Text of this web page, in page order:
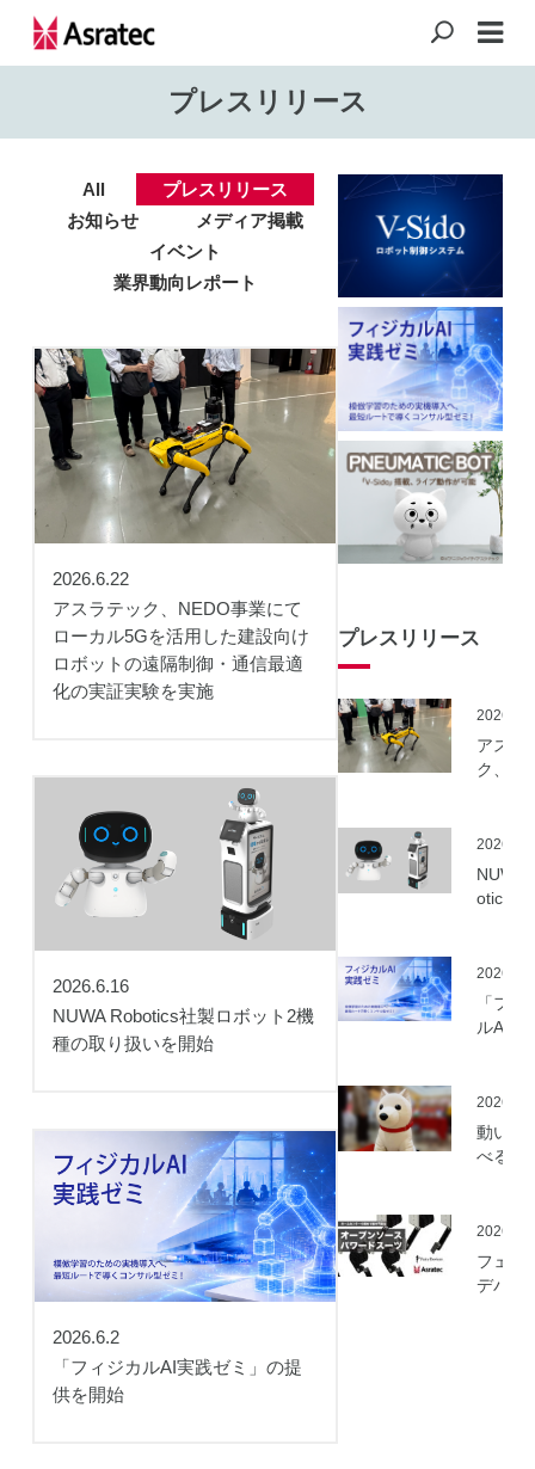
プレスリリース
All
プレスリリース
お知らせ
メディア掲載
イベント
業界動向レポート
2026.6.22
アスラテック、NEDO事業にて
ローカル5Gを活用した建設向け
ロボットの遠隔制御・通信最適
化の実証実験を実施
2026.6.16
NUWA Robotics社製ロボット2機
種の取り扱いを開始
2026.6.2
「フィジカルAI実践ゼミ」の提
供を開始
プレスリリース
アスラ
ク、
を活用
建設向
ボット
実施
NUWA
otics社
いを開
「フィ
ルAI実
動いて
べる「
ロボッ
（バル
ロボッ
ト）」
フェア
デバイ